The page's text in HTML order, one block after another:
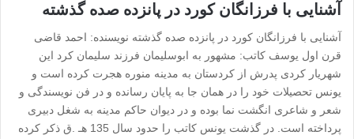
آشنایی با فرزانگان کورد در پانزده صده گذشته
آشنایی با فرزانگان کورد در پانزده صده گذشته نویسنده: احمد قاضی
قرن اول یوسف کاتب: مشهور به ابوسلیمان فرزند سلیمان کرد این
شهریار کردی پدرش از کردستان به مدینه منوره هجرت کرده است و
یونس تحصیلات خود را در همان جا به پایان رسانده و در فن نویسندگی و
شعر و شاعری انگشت نما بوده و در دیوان حاکم مدینه به شغل دبیری
پرداخته است. در گذشت یونس کاتب را حدود سال 135 هـ .ق ذکر کرده